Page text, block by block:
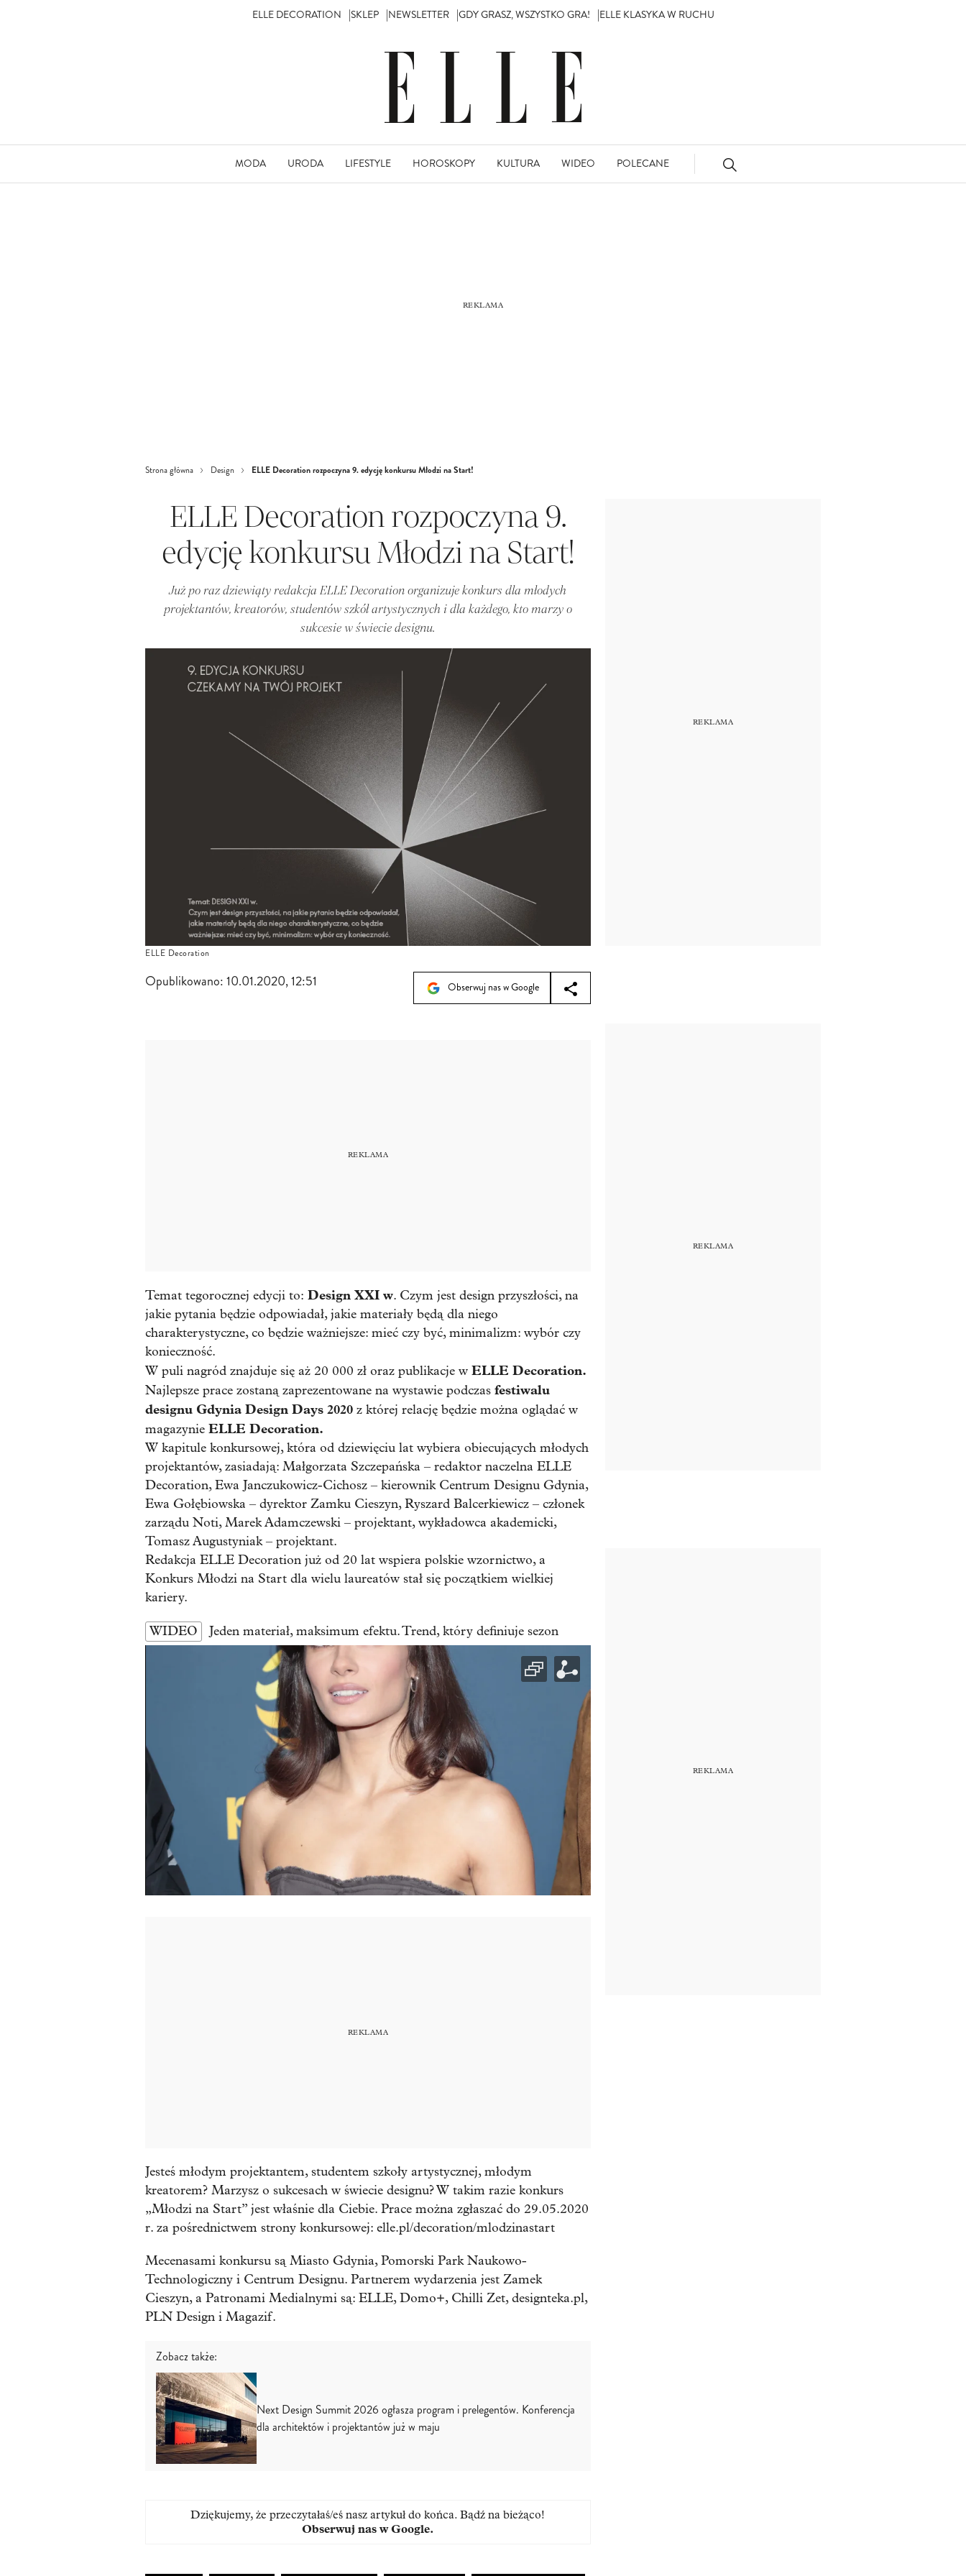
ELLE DECORATION SKLEP NEWSLETTER GDY GRASZ, WSZYSTKO GRA! ELLE KLASYKA W RUCHU
MODA URODA LIFESTYLE HOROSKOPY KULTURA WIDEO POLECANE
Strona główna Design ELLE Decoration rozpoczyna 9. edycję konkursu Młodzi na Start!
ELLE Decoration rozpoczyna 9.
edycję konkursu Młodzi na Start!
Już po raz dziewiąty redakcja ELLE Decoration organizuje konkurs dla młodych
projektantów, kreatorów, studentów szkół artystycznych i dla każdego, kto marzy o
sukcesie w świecie designu.
ELLE Decoration
Opublikowano:10.01.2020, 12:51 Obserwuj nas w Google
Temat tegorocznej edycji to: Design XXI w. Czym jest design przyszłości, na
jakie pytania będzie odpowiadał, jakie materiały będą dla niego
charakterystyczne, co będzie ważniejsze: mieć czy być, minimalizm: wybór czy
konieczność.
W puli nagród znajduje się aż 20 000 zł oraz publikacje w ELLE Decoration.
Najlepsze prace zostaną zaprezentowane na wystawie podczas festiwalu
designu Gdynia Design Days 2020 z której relację będzie można oglądać w
magazynie ELLE Decoration.
W kapitule konkursowej, która od dziewięciu lat wybiera obiecujących młodych
projektantów, zasiadają: Małgorzata Szczepańska – redaktor naczelna ELLE
Decoration, Ewa Janczukowicz-Cichosz – kierownik Centrum Designu Gdynia,
Ewa Gołębiowska – dyrektor Zamku Cieszyn, Ryszard Balcerkiewicz – członek
zarządu Noti, Marek Adamczewski – projektant, wykładowca akademicki,
Tomasz Augustyniak – projektant.
Redakcja ELLE Decoration już od 20 lat wspiera polskie wzornictwo, a
Konkurs Młodzi na Start dla wielu laureatów stał się początkiem wielkiej
kariery.
WIDEO Jeden materiał, maksimum efektu. Trend, który definiuje sezon
Jesteś młodym projektantem, studentem szkoły artystycznej, młodym
kreatorem? Marzysz o sukcesach w świecie designu? W takim razie konkurs
„Młodzi na Start” jest właśnie dla Ciebie. Prace można zgłaszać do 29.05.2020
r. za pośrednictwem strony konkursowej: elle.pl/decoration/mlodzinastart
Mecenasami konkursu są Miasto Gdynia, Pomorski Park Naukowo-
Technologiczny i Centrum Designu. Partnerem wydarzenia jest Zamek
Cieszyn, a Patronami Medialnymi są: ELLE, Domo+, Chilli Zet, designteka.pl,
PLN Design i Magazif.
Zobacz także:
Next Design Summit 2026 ogłasza program i prelegentów. Konferencja
dla architektów i projektantów już w maju
Dziękujemy, że przeczytałaś/eś nasz artykuł do końca. Bądź na bieżąco!
Obserwuj nas w Google.